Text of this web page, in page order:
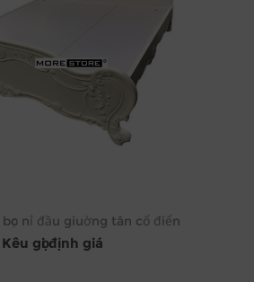
nỉ đầu giuờng tân cổ điển
Kêu gọi định giá